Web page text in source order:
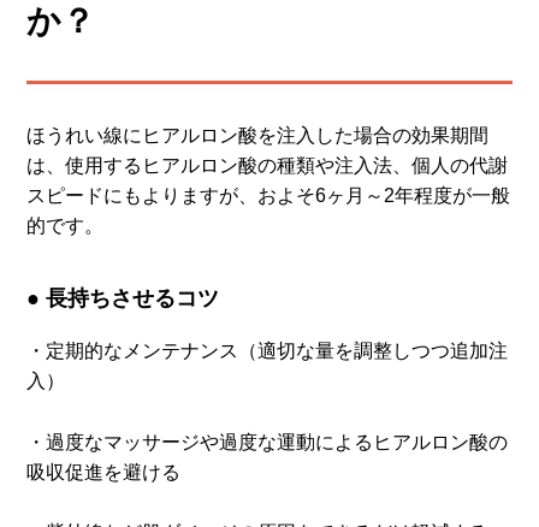
か？
ほうれい線にヒアルロン酸を注入した場合の効果期間
は、使用するヒアルロン酸の種類や注入法、個人の代謝
スピードにもよりますが、およそ6ヶ月～2年程度が一般
的です。
● 長持ちさせるコツ
・定期的なメンテナンス（適切な量を調整しつつ追加注
入）
・過度なマッサージや過度な運動によるヒアルロン酸の
吸収促進を避ける